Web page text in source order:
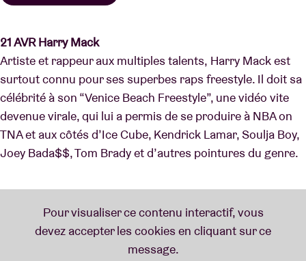
21 AVR Harry Mack
Artiste et rappeur aux multiples talents, Harry Mack est
surtout connu pour ses superbes raps freestyle. Il doit sa
célébrité à son “Venice Beach Freestyle”, une vidéo vite
devenue virale, qui lui a permis de se produire à NBA on
TNA et aux côtés d’Ice Cube, Kendrick Lamar, Soulja Boy,
Joey Bada$$, Tom Brady et d’autres pointures du genre.